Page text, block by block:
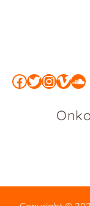
Facebook
TwitterVimeo